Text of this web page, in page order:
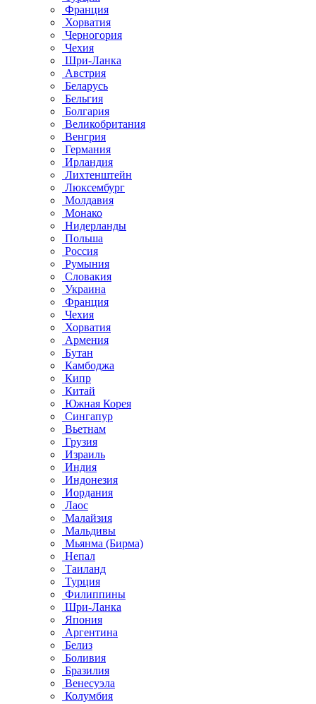
Франция
Хорватия
Черногория
Чехия
Шри-Ланка
Австрия
Беларусь
Бельгия
Болгария
Великобритания
Венгрия
Германия
Ирландия
Лихтенштейн
Люксембург
Молдавия
Монако
Нидерланды
Польша
Россия
Румыния
Словакия
Украина
Франция
Чехия
Хорватия
Армения
Бутан
Камбоджа
Кипр
Китай
Южная Корея
Сингапур
Вьетнам
Грузия
Израиль
Индия
Индонезия
Иордания
Лаос
Малайзия
Мальдивы
Мьянма (Бирма)
Непал
Таиланд
Турция
Филиппины
Шри-Ланка
Япония
Аргентина
Белиз
Боливия
Бразилия
Венесуэла
Колумбия